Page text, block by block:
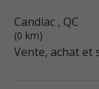
Candiac , QC
(0 km)
Vente, achat et